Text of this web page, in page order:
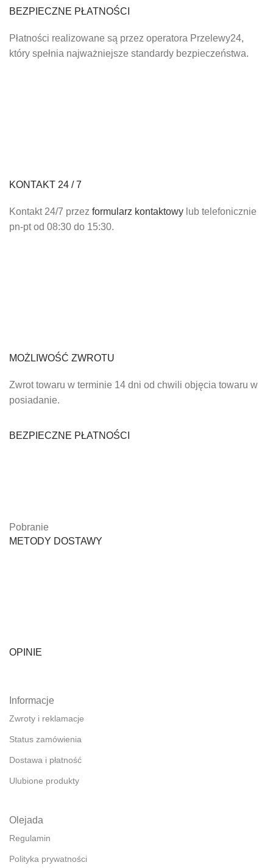
BEZPIECZNE PŁATNOŚCI
Płatności realizowane są przez operatora Przelewy24,
który spełnia najważniejsze standardy bezpieczeństwa.
KONTAKT 24 / 7
Kontakt 24/7 przez formularz kontaktowy lub telefonicznie
pn-pt od 08:30 do 15:30.
MOŻLIWOŚĆ ZWROTU
Zwrot towaru w terminie 14 dni od chwili objęcia towaru w
posiadanie.
BEZPIECZNE PŁATNOŚCI
Pobranie
METODY DOSTAWY
OPINIE
Informacje
Zwroty i reklamacje
Status zamówienia
Dostawa i płatność
Ulubione produkty
Olejada
Regulamin
Polityka prywatności